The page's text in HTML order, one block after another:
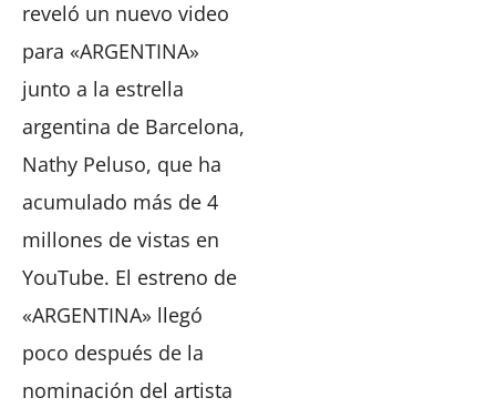
reveló un nuevo video
para «ARGENTINA»
junto a la estrella
argentina de Barcelona,
Nathy Peluso, que ha
acumulado más de 4
millones de vistas en
YouTube. El estreno de
«ARGENTINA» llegó
poco después de la
nominación del artista